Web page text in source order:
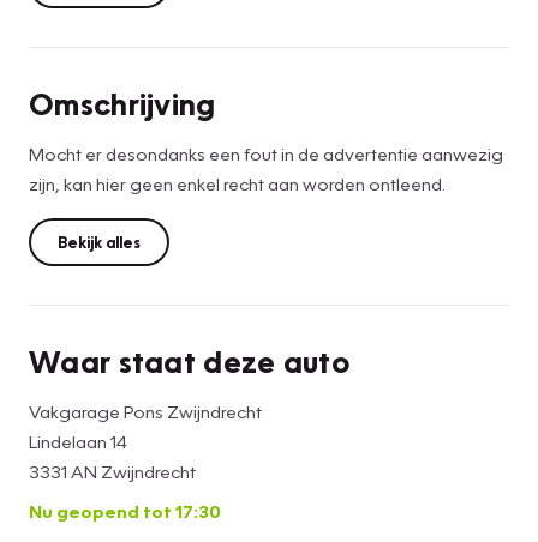
Omschrijving
Mocht er desondanks een fout in de advertentie aanwezig
zijn, kan hier geen enkel recht aan worden ontleend.
Bekijk alles
Waar staat deze auto
Vakgarage Pons Zwijndrecht
Lindelaan 14
3331 AN Zwijndrecht
Nu geopend tot 17:30